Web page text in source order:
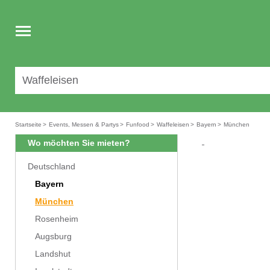
Toggle
navigation
Startseite > Events, Messen & Partys> Funfood > Waffeleisen > Bayern > München
Wo möchten Sie mieten?
Deutschland
Bayern
München
Rosenheim
Augsburg
Landshut